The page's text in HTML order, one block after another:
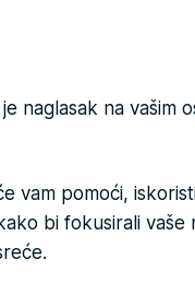
naglasak na vašim
vam pomoći,
bi fokusirali vaše